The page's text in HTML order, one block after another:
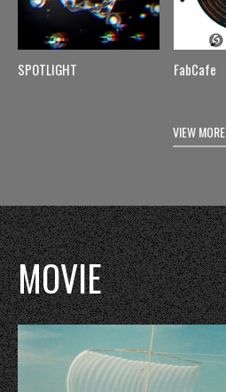
SPOTLIGHT FabCafe
VIEW MORE
MOVIE